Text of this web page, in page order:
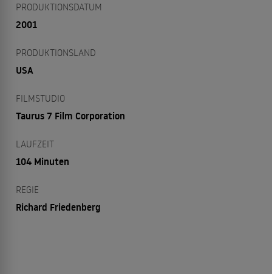
PRODUKTIONSDATUM
2001
PRODUKTIONSLAND
USA
FILMSTUDIO
Taurus 7 Film Corporation
LAUFZEIT
104 Minuten
REGIE
Richard Friedenberg